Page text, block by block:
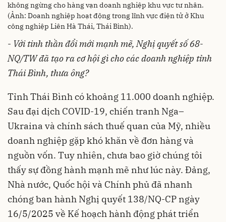
không ngừng cho hàng vạn doanh nghiệp khu vực tư nhân.
(Ảnh: Doanh nghiệp hoạt động trong lĩnh vực điện tử ở Khu
công nghiệp Liên Hà Thái, Thái Bình).
- Với tinh thần đổi mới mạnh mẽ, Nghị quyết số 68-
NQ/TW đã tạo ra cơ hội gì cho các doanh nghiệp tỉnh
Thái Bình, thưa ông?
Tỉnh Thái Bình có khoảng 11.000 doanh nghiệp.
Sau đại dịch COVID-19, chiến tranh Nga–
Ukraina và chính sách thuế quan của Mỹ, nhiều
doanh nghiệp gặp khó khăn về đơn hàng và
nguồn vốn. Tuy nhiên, chưa bao giờ chúng tôi
thấy sự đồng hành mạnh mẽ như lúc này. Đảng,
Nhà nước, Quốc hội và Chính phủ đã nhanh
chóng ban hành Nghị quyết 138/NQ-CP ngày
16/5/2025 về Kế hoạch hành động phát triển